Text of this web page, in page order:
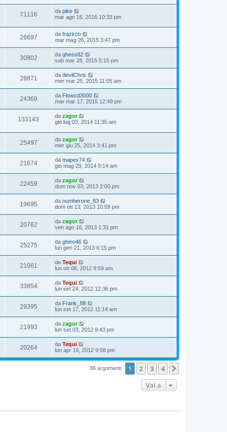
71116 da pike
mar ago 16, 2016 10:33 pm
26697 da frazirco
mar mag 26, 2015 3:47 pm
30802 da ghess82
sab mar 28, 2015 5:15 pm
28871 da devilChris
mer mar 25, 2015 11:05 am
24369 da Flowcd3000
mar mar 17, 2015 12:49 pm
133143 da zagor
gio lug 03, 2014 11:35 am
25497 da zagor
mer giu 25, 2014 3:41 pm
21674 da mapex74
gio mag 29, 2014 9:14 am
22459 da zagor
dom nov 03, 2013 2:00 pm
19695 da numberone_83
dom ott 13, 2013 10:59 pm
20762 da zagor
ven ago 16, 2013 1:31 pm
25275 da ghino46
lun gen 21, 2013 6:15 pm
21061 da Tequi
lun ott 08, 2012 9:59 am
33854 da Tequi
lun set 24, 2012 12:36 pm
29395 da Frank_88
lun set 17, 2012 11:14 am
21993 da zagor
lun set 03, 2012 9:43 pm
20264 da Tequi
lun apr 16, 2012 9:58 pm
86 argomenti 1 2 3 4
Vai a